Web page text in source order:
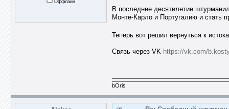
Оффлайн
В последнее десятилетие
Монте-Карло и Португалию и стать
Теперь вот решил вернуться к
Связь через VK https://vk.com/
bOris